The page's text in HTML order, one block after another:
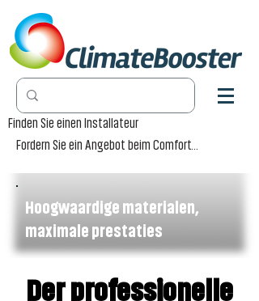
Finden Sie einen Installateur
Fordern Sie ein Angebot beim Comfort-Händler an
Hoogwaardige materialen,
maximale prestaties
Der professionelle